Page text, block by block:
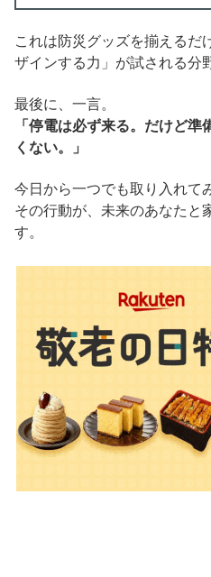
これは防災グッズを揃えるだ
ザインする力」が試される分
最後に、一言。
「停電は必ず来る。だけど
くない。」
今日から一つでも取り入れて
その行動が、未来のあなたと
す。